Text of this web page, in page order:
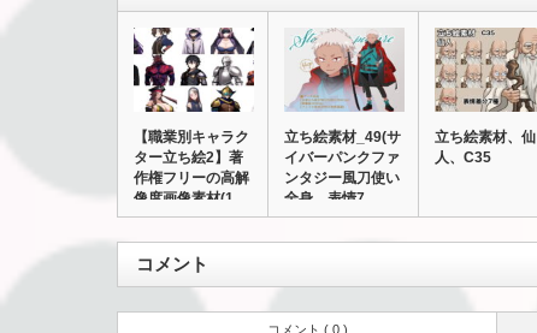
【職業別キャラク
ター立ち絵2】著
作権フリーの高解
像度画像素材(1…
立ち絵素材_49(サ
イバーパンクファ
ンタジー風刀使い
全身、表情7…
立ち絵素材、仙
人、C35
コメント
コメント ( 0 )